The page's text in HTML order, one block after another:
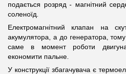
подається розряд - магнітний
соленоїд.
Електромагнітний клапан на
акумулятора, а до генератора,
саме в момент роботи
економити пальне.
У конструкції збагачувача є